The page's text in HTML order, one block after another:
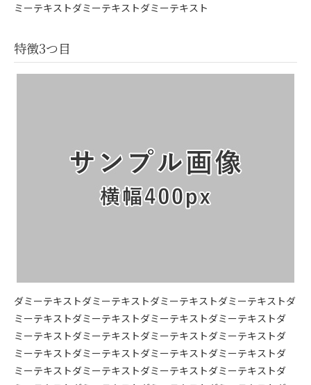
ミーテキストダミーテキストダミーテキスト
特徴3つ目
ダミーテキストダミーテキストダミーテキストダミーテキストダ
ミーテキストダミーテキストダミーテキストダミーテキストダ
ミーテキストダミーテキストダミーテキストダミーテキストダ
ミーテキストダミーテキストダミーテキストダミーテキストダ
ミーテキストダミーテキストダミーテキストダミーテキストダ